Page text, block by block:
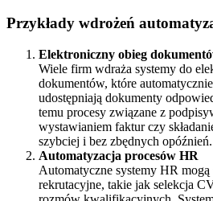
Przykłady wdrożeń
Elektroniczny obieg
Wiele firm wdraża systemy do
dokumentów, które
udostępniają dokumenty
temu procesy związane z
wystawianiem faktur czy
szybciej i bez zbędnych opóźnień.
Automatyzacja procesów HR
Automatyczne systemy HR
rekrutacyjne, takie jak selekcja